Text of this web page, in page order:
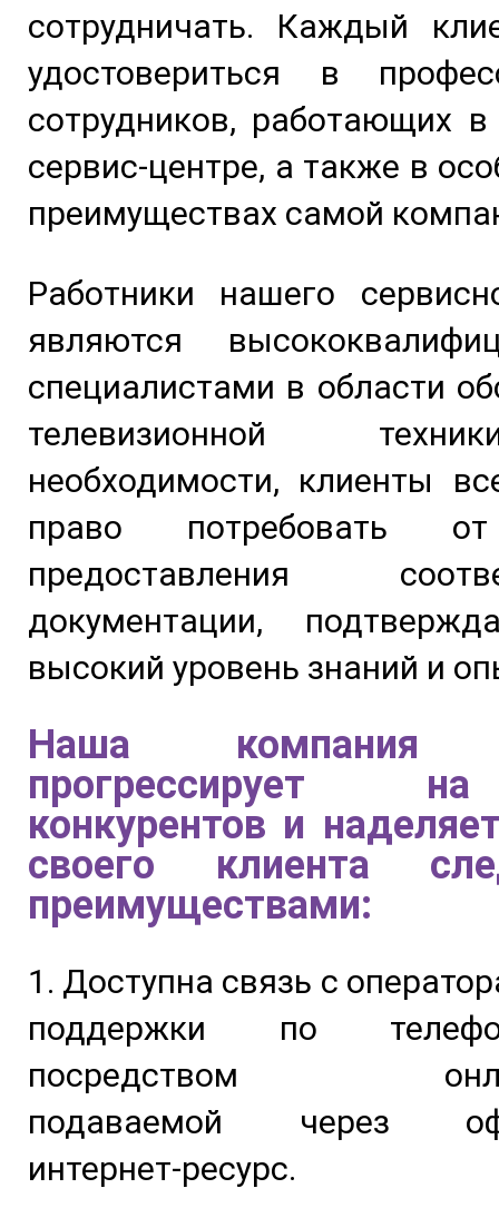
сотрудничать. Каждый
удостовериться в
сотрудников, работающих
сервис-центре, а также в
преимуществах самой
Работники нашего
являются
специалистами в области
телевизионной
необходимости, клиенты
право потребовать
предоставления
документации,
высокий уровень знаний и
Наша компания
прогрессирует
конкурентов и
своего клиента
преимуществами:
1. Доступна связь с
поддержки по
посредством
подаваемой через
интернет-ресурс.